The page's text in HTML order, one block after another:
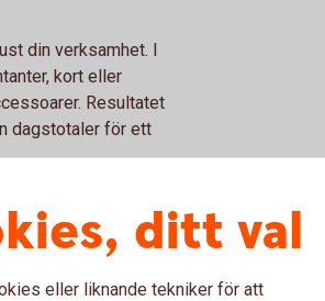
din verksamhet. I
kort eller
Resultatet
dagstotaler för ett
ditt val
eller liknande tekniker för att